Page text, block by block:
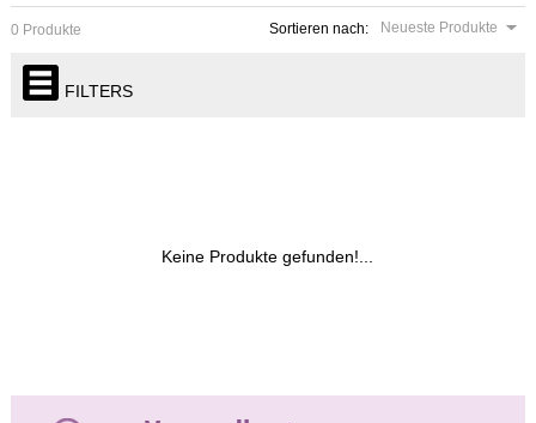
Sortieren nach: Neueste Produkte
0 Produkte
FILTERS
Keine Produkte gefunden!...